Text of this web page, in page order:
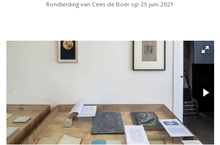
Rondleiding van Cees de Boer op 25 juni 2021